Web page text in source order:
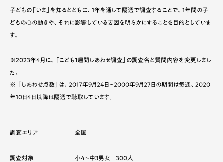
子どもの「いま」を知るとともに、1年を通して隔週で調査することで、1年間の子
どもの心の動きや、それに影響している要因を明らかにすることを目的としていま
す。
※2023年4月に、「こども１週間しあわせ調査」の調査名と質問内容を変更しまし
た。
※ 「しあわせ点数」は、2017年9月24日～2000年9月27日の期間は毎週、2020
年10日4日以降は隔週で聴取しています。
調査エリア 全国
調査対象 小４～中３男女 300人